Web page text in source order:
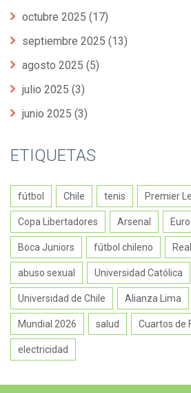
octubre 2025 (17)
septiembre 2025 (13)
agosto 2025 (5)
julio 2025 (3)
junio 2025 (3)
ETIQUETAS
fútbol Chile tenis Premier
Copa Libertadores Arsenal
Boca Juniors fútbol chileno
abuso sexual Universidad Católica
Universidad de Chile Alianza Lima
Mundial 2026 salud Cuartos de
electricidad